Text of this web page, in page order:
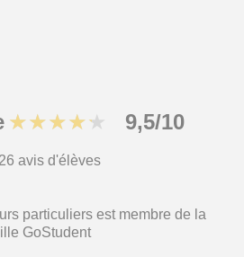
★★★★★ 9,5/10
avis d'élèves
particuliers est membre de la
GoStudent